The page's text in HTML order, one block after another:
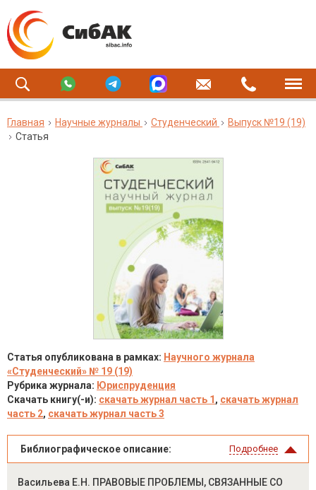
Главная Научные журналы Студенческий
Выпуск №19 (19)
Статья
Статья опубликована в рамках: Научного журнала
«Студенческий» № 19 (19)
Рубрика журнала: Юриспруденция
Скачать книгу(-и): скачать журнал часть 1 , скачать журнал
часть 2, скачать журнал часть 3
Библиографическое описание: Подробнее
Васильева Е.Н. ПРАВОВЫЕ ПРОБЛЕМЫ, СВЯЗАННЫЕ СО